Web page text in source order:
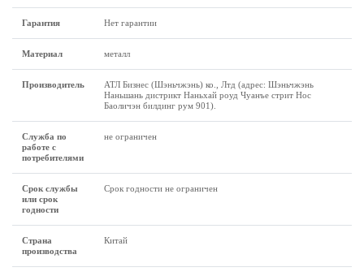
Гарантия Нет гарантии
Материал металл
Производитель
АТЛ Бизнес (Шэньчжэнь) ко., Лтд (адрес: Шэньчжэнь
Наньшань дистрикт Наньхай роуд Чуанъе стрит Нос
Баоличэн билдинг рум 901).
Служба по
работе с
потребителями
не ограничен
Срок службы
или срок
годности
Срок годности не ограничен
Страна
производства
Китай